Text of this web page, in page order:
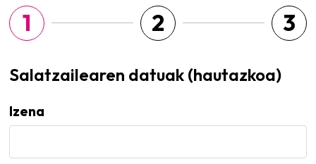
1 2 3
Salatzailearen datuak (hautazkoa)
Izena